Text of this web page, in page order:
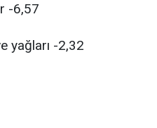
-6,57
yağları -2,32